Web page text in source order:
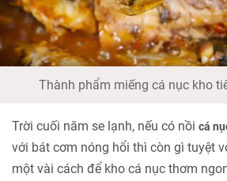
Thành phẩm miếng cá nục kho
Trời cuối năm se lạnh, nếu có nồi cá
với bát cơm nóng hổi thì còn gì tuyệt
một vài cách để kho cá nục thơm